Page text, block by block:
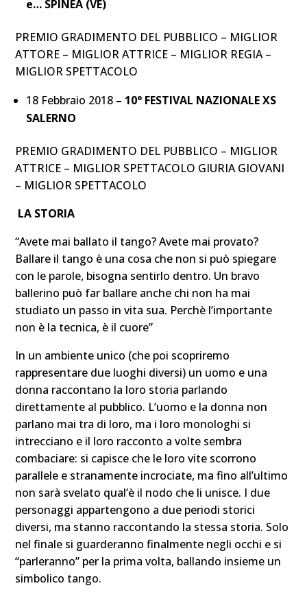
e… SPINEA (VE)
PREMIO GRADIMENTO DEL PUBBLICO – MIGLIOR
ATTORE – MIGLIOR ATTRICE – MIGLIOR REGIA –
MIGLIOR SPETTACOLO
18 Febbraio 2018 – 10° FESTIVAL NAZIONALE XS
SALERNO
PREMIO GRADIMENTO DEL PUBBLICO – MIGLIOR
ATTRICE – MIGLIOR SPETTACOLO GIURIA GIOVANI
– MIGLIOR SPETTACOLO
LA STORIA
“Avete mai ballato il tango? Avete mai provato?
Ballare il tango è una cosa che non si può spiegare
con le parole, bisogna sentirlo dentro. Un bravo
ballerino può far ballare anche chi non ha mai
studiato un passo in vita sua. Perchè l’importante
non è la tecnica, è il cuore”
In un ambiente unico (che poi scopriremo
rappresentare due luoghi diversi) un uomo e una
donna raccontano la loro storia parlando
direttamente al pubblico. L’uomo e la donna non
parlano mai tra di loro, ma i loro monologhi si
intrecciano e il loro racconto a volte sembra
combaciare: si capisce che le loro vite scorrono
parallele e stranamente incrociate, ma fino all’ultimo
non sarà svelato qual’è il nodo che li unisce. I due
personaggi appartengono a due periodi storici
diversi, ma stanno raccontando la stessa storia. Solo
nel finale si guarderanno finalmente negli occhi e si
“parleranno” per la prima volta, ballando insieme un
simbolico tango.